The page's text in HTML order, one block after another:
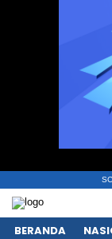
BERANDA